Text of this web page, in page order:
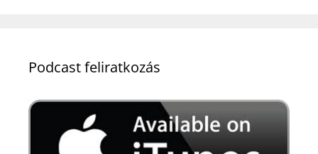
Podcast feliratkozás